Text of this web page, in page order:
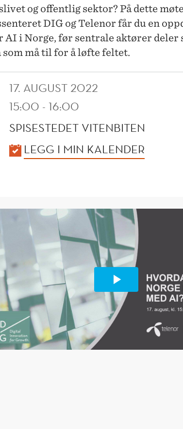
og offentlig sektor? På dette
DIG og Telenor får du en
AI i Norge, før sentrale aktører deler
må til for å løfte feltet.
17. AUGUST 2022
15:00 - 16:00
SPISESTEDET VITENBITEN
LEGG I MIN KALENDER